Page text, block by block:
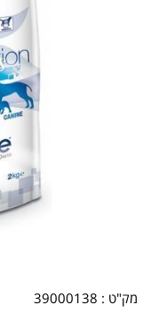
מק"ט : 39000138